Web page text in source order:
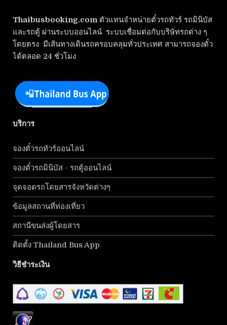
Thaibusbooking.com ตัวแทนจำหน่ายตั๋วรถทัวร์ รถมินิบัส
และรถตู้ ผ่านระบบออนไลน์ ระบบเชื่อมต่อกับบริษัทรถต่าง ๆ
โดยตรง มีเส้นทางเดินรถครอบคลุมทั่วประเทศ สามารถจองตั๋ว
ได้ตลอด 24 ชั่วโมง
บริการ
จองตั๋วรถทัวร์ออนไลน์
จองตั๋วรถมินิบัส - รถตู้ออนไลน์
จุดจอดรถโดยสารจังหวัดต่างๆ
ข้อมูลสถานที่ท่องเที่ยว
สถานีขนส่งผู้โดยสาร
ติดตั้ง Thailand Bus App
วิธีชำระเงิน